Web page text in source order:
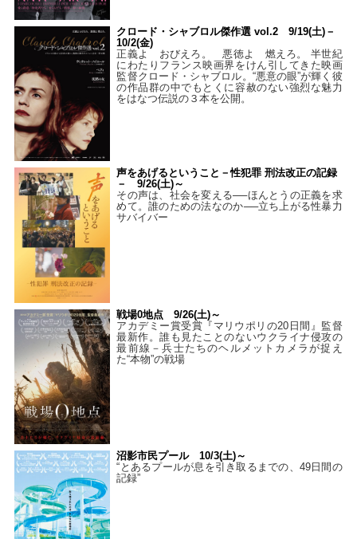
クロード・シャブロル傑作選 vol.2 9/19(土)－
10/2(金)
正義よ おびえろ。 悪徳よ 燃えろ。 半世紀
にわたりフランス映画界をけん引してきた映画
監督クロード・シャブロル。“悪意の眼”が輝く彼
の作品群の中でもとくに容赦のない強烈な魅力
をはなつ伝説の３本を公開。
声をあげるということ－性犯罪 刑法改正の記録
－ 9/26(土)～
その声は、社会を変える──ほんとうの正義を求
めて。誰のための法なのか──立ち上がる性暴力
サバイバー
戦場0地点 9/26(土)～
アカデミー賞受賞『マリウポリの20日間』監督
最新作。誰も見たことのないウクライナ侵攻の
最前線－兵士たちのヘルメットカメラが捉え
た“本物”の戦場
沼影市民プール 10/3(土)～
“とあるプールが息を引き取るまでの、49日間の
記録”